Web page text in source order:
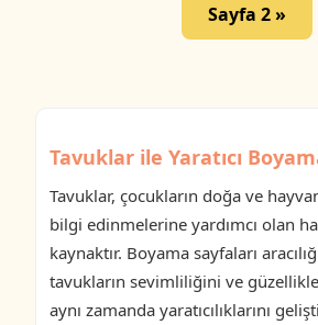
Sayfa 2 »
Tavuklar ile Yaratıcı
Tavuklar, çocukların doğa ve
bilgi edinmelerine yardımcı olan
kaynaktır. Boyama sayfaları
tavukların sevimliliğini ve
aynı zamanda yaratıcılıklarını